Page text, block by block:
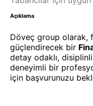
Açıklama
Döveç group olarak,
güçlendirecek bir
detay odaklı,
deneyimli bir
için başvurunuzu